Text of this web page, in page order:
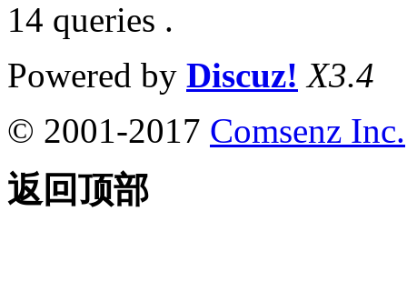
14 queries .
Powered by Discuz! X3.4
© 2001-2017 Comsenz Inc.
返回顶部